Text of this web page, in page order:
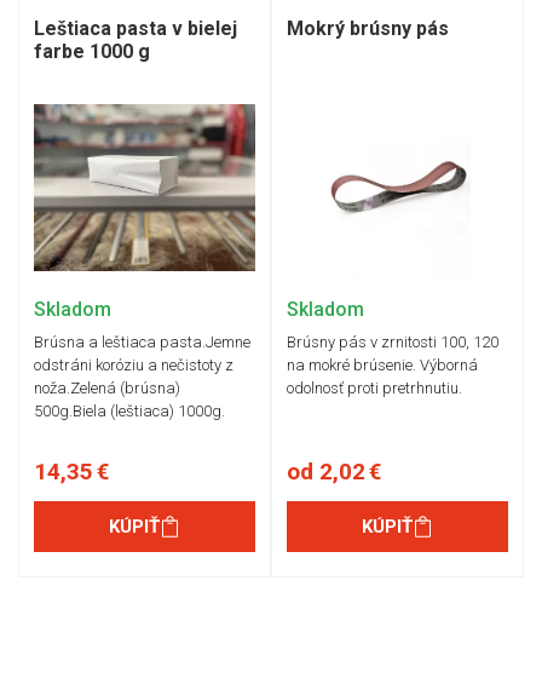
Leštiaca pasta v bielej
farbe 1000 g
Skladom
Brúsna a leštiaca pasta.Jemne
odstráni koróziu a nečistoty z
noža.Zelená (brúsna)
500g.Biela (leštiaca) 1000g.
14,35 €
KÚPIŤ
Mokrý brúsny pás
Skladom
Brúsny pás v zrnitosti 100, 120
na mokré brúsenie. Výborná
odolnosť proti pretrhnutiu.
od 2,02 €
KÚPIŤ